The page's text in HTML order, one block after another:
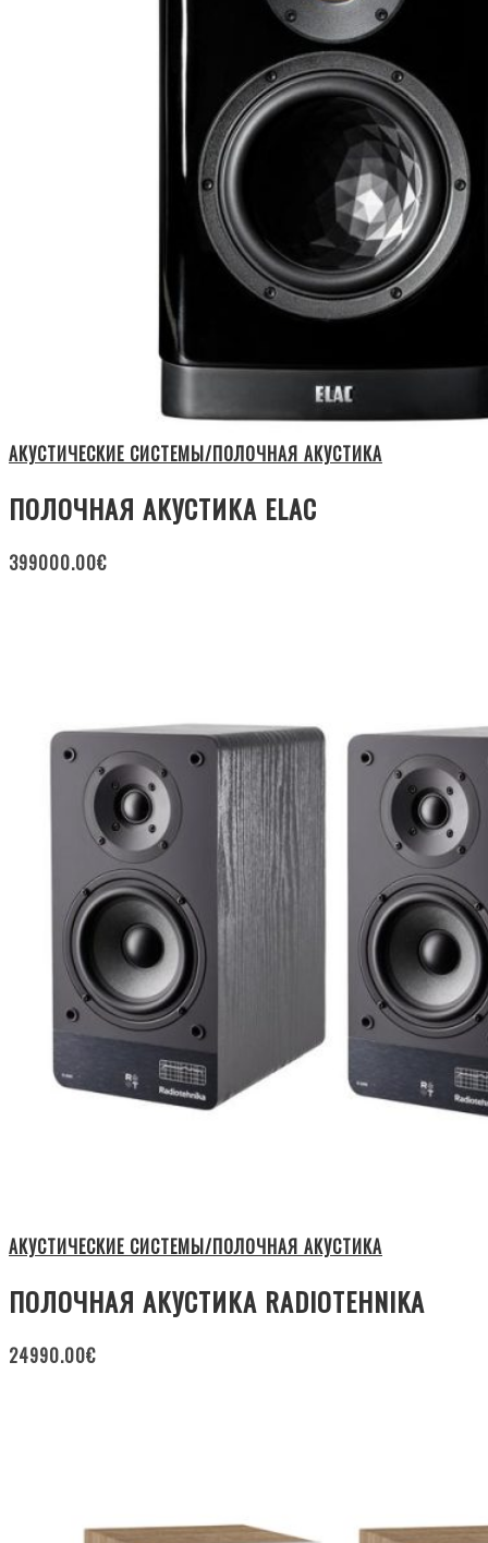
АКУСТИЧЕСКИЕ СИСТЕМЫ/ПОЛОЧНАЯ АКУСТИКА
ПОЛОЧНАЯ АКУСТИКА ELAC
399000.00€
АКУСТИЧЕСКИЕ СИСТЕМЫ/ПОЛОЧНАЯ АКУСТИКА
ПОЛОЧНАЯ АКУСТИКА RADIOTEHNIKA
24990.00€